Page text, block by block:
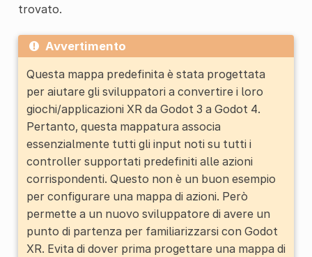
trovato.
Avvertimento
Questa mappa predefinita è stata progettata
per aiutare gli sviluppatori a convertire i loro
giochi/applicazioni XR da Godot 3 a Godot 4.
Pertanto, questa mappatura associa
essenzialmente tutti gli input noti su tutti i
controller supportati predefiniti alle azioni
corrispondenti. Questo non è un buon esempio
per configurare una mappa di azioni. Però
permette a un nuovo sviluppatore di avere un
punto di partenza per familiarizzarsi con Godot
XR. Evita di dover prima progettare una mappa di